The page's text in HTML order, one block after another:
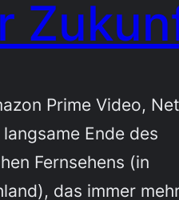
Prime Video,
Ende des
Fernsehens (in
das immer